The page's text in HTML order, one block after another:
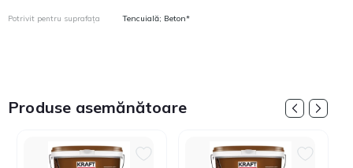
Potrivit pentru suprafața Tencuială; Beton*
Produse asemănătoare